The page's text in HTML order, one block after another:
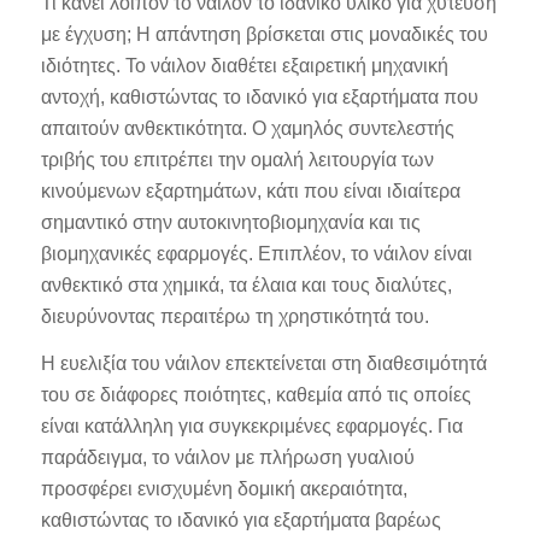
με έγχυση; Η απάντηση βρίσκεται στις μοναδικές του
ιδιότητες. Το νάιλον διαθέτει εξαιρετική μηχανική
αντοχή, καθιστώντας το ιδανικό για εξαρτήματα που
απαιτούν ανθεκτικότητα. Ο χαμηλός συντελεστής
τριβής του επιτρέπει την ομαλή λειτουργία των
κινούμενων εξαρτημάτων, κάτι που είναι ιδιαίτερα
σημαντικό στην αυτοκινητοβιομηχανία και τις
βιομηχανικές εφαρμογές. Επιπλέον, το νάιλον είναι
ανθεκτικό στα χημικά, τα έλαια και τους διαλύτες,
διευρύνοντας περαιτέρω τη χρηστικότητά του.
Η ευελιξία του νάιλον επεκτείνεται στη διαθεσιμότητά
του σε διάφορες ποιότητες, καθεμία από τις οποίες
είναι κατάλληλη για συγκεκριμένες εφαρμογές. Για
παράδειγμα, το νάιλον με πλήρωση γυαλιού
προσφέρει ενισχυμένη δομική ακεραιότητα,
καθιστώντας το ιδανικό για εξαρτήματα βαρέως